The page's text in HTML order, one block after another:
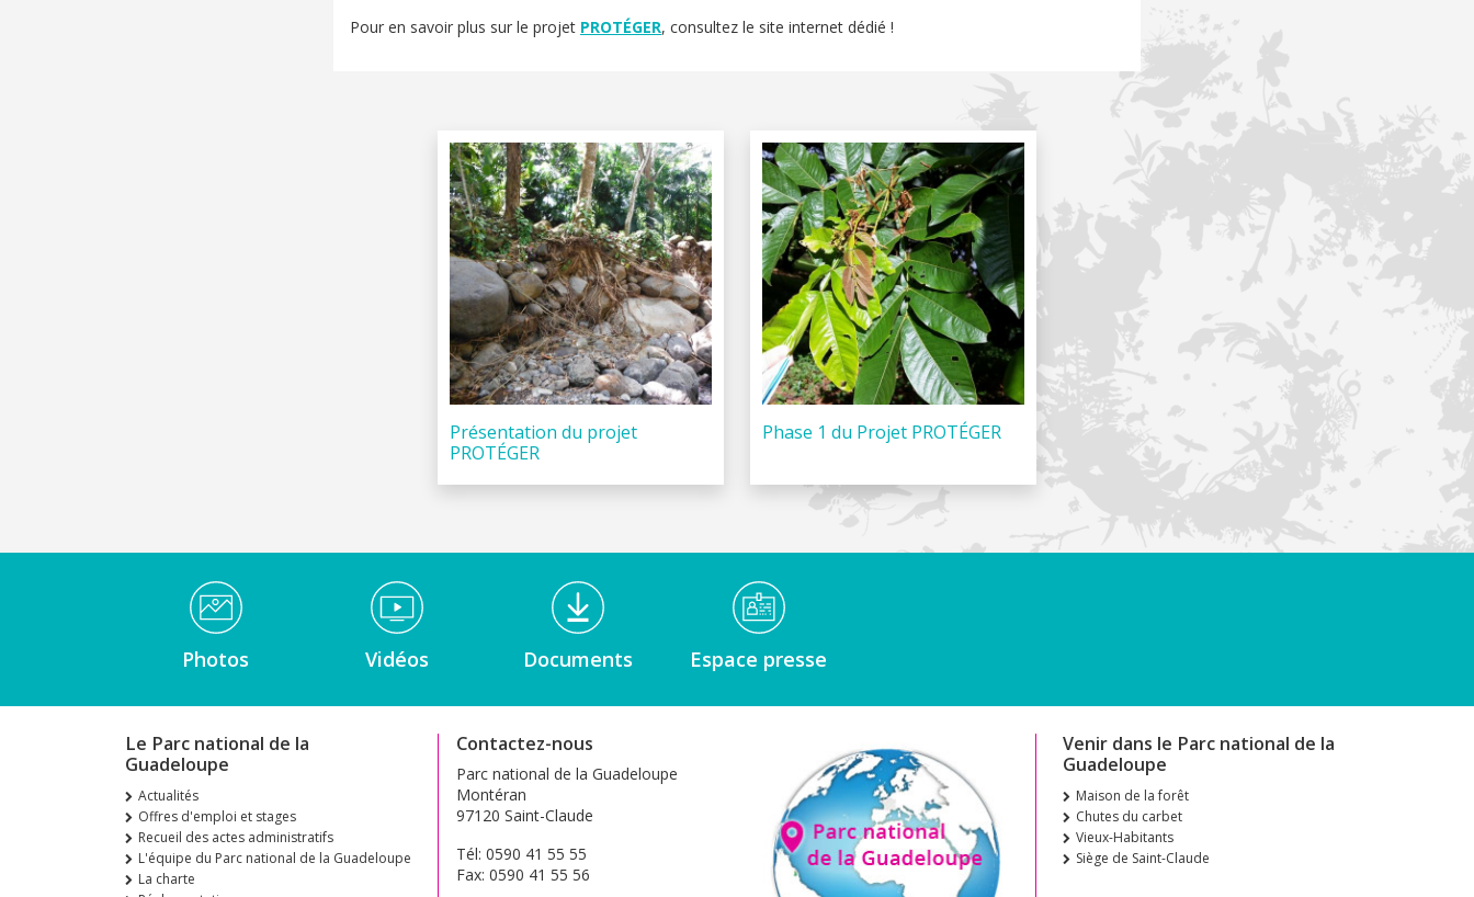
Pour en savoir plus sur le projet PROTÉGER, consultez le site internet dédié !
Présentation du projet
PROTÉGER
Phase 1 du Projet PROTÉGER
Médiathèque Footer
Photos Vidéos Documents Espace presse
Le Parc national de la
Guadeloupe
Actualités
Offres d'emploi et stages
Recueil des actes administratifs
L'équipe du Parc national de la Guadeloupe
La charte
Contactez-nous
Parc national de la Guadeloupe
Montéran
97120 Saint-Claude
Tél: 0590 41 55 55
Fax: 0590 41 55 56
Venir dans le Parc national de la
Guadeloupe
Maison de la forêt
Chutes du carbet
Vieux-Habitants
Siège de Saint-Claude